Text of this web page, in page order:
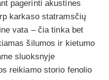
pagerinti akustines
karkaso statramsčių
vata – čia tinka bet
šilumos ir kietumo
sluoksnyje
reikiamo storio fenolio